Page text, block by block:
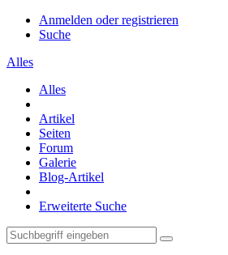
Anmelden oder registrieren
Suche
Alles
Alles
Artikel
Seiten
Forum
Galerie
Blog-Artikel
Erweiterte Suche